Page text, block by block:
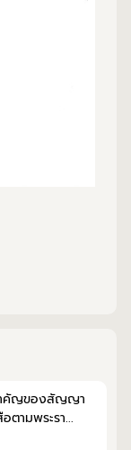
ำคัญของสัญญา
ตามพระรา...